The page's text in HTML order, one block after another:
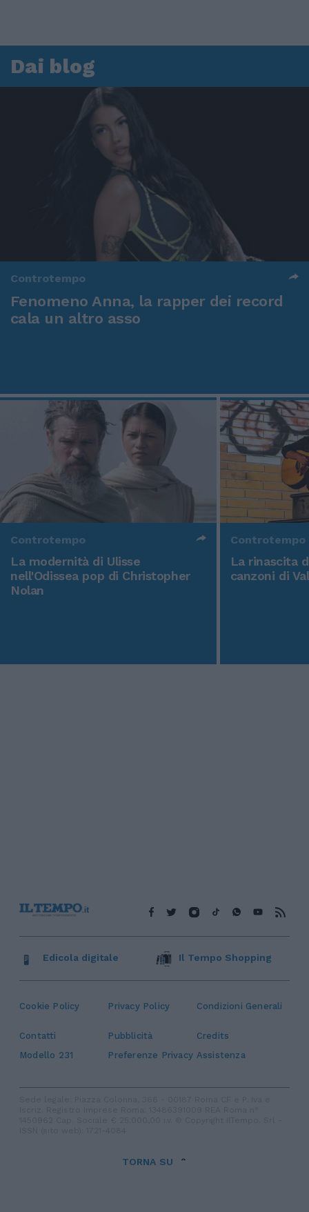
Dai blog
Controtempo
Fenomeno Anna, la rapper dei record
cala un altro asso
Controtempo
La modernità di Ulisse
nell'Odissea pop di Christopher
Nolan
Controtempo
La rinascita
canzoni di
Cookie Policy Privacy Policy Condizioni Generali
Contatti Pubblicità
Credits
Modello 231
Preferenze Privacy Assistenza
Edicola digitale Il Tempo Shopping
TORNA SU